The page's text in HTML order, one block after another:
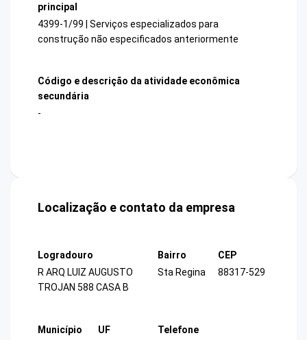
principal
4399-1/99 | Serviços especializados para
construção não especificados anteriormente
Código e descrição da atividade econômica
secundária
-
Localização e contato da empresa
Logradouro
R ARQ LUIZ AUGUSTO
TROJAN 588 CASA B
Bairro
Sta Regina
CEP
88317-529
Município
UF
Telefone